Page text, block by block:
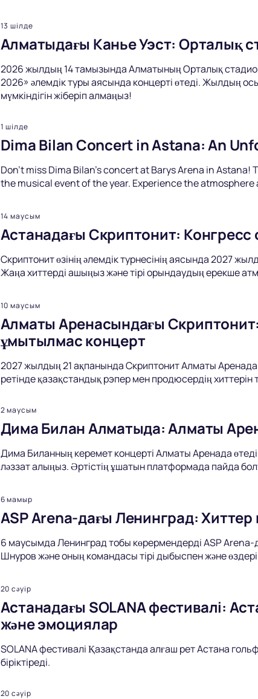
13 шілде
Алматыдағы Канье Уэст: Орталық
2026 жылдың 14 тамызында Алматының Орталық
2026» әлемдік туры аясында концерті өтеді. Жылдың
мүмкіндігін жіберіп алмаңыз!
1 шілде
Dima Bilan Concert in Astana: An
Don't miss Dima Bilan's concert at Barys Arena in
the musical event of the year. Experience the
14 маусым
Астанадағы Скриптонит:
Скриптонит өзінің әлемдік турнесінің аясында 2027
Жаңа хиттерді ашыңыз және тірі орындаудың ерекше
10 маусым
Алматы Аренасындағы Скриптонит:
ұмытылмас концерт
2027 жылдың 21 ақпанында Скриптонит Алматы Аренада
ретінде қазақстандық рэпер мен продюсердің
2 маусым
Дима Билан Алматыда: Алматы
Дима Биланның керемет концерті Алматы Аренада
ләззат алыңыз. Әртістің ұшатын платформада пайда
6 мамыр
ASP Arena-дағы Ленинград:
6 маусымда Ленинград тобы көрермендерді ASP Arena-
Шнуров және оның командасы тірі дыбыспен және
20 сәуір
Астанадағы SOLANA фестивалі:
және эмоциялар
SOLANA фестивалі Қазақстанда алғаш рет Астана
біріктіреді.
20 сәуір